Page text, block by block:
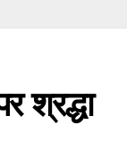
श्रद्धा